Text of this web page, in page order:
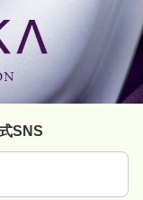
SNS